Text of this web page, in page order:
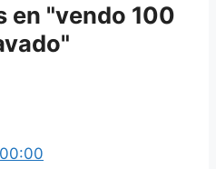
en "vendo 100